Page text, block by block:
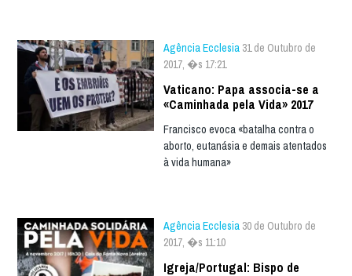
Agência Ecclesia 31 de Outubro de
2017, �s 17:21
Vaticano: Papa associa-se a
«Caminhada pela Vida» 2017
Francisco evoca «batalha contra o
aborto, eutanásia e demais atentados
à vida humana»
Agência Ecclesia 30 de Outubro de
2017, �s 11:10
Igreja/Portugal: Bispo de